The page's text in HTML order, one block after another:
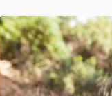
de vidéo
animés
vidéos
3D